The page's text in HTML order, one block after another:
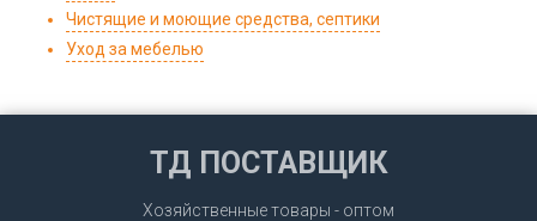
Чистящие и моющие средства, септики
Уход за мебелью
ТД ПОСТАВЩИК
Хозяйственные товары - оптом